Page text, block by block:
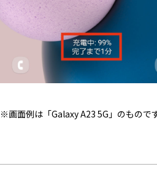
※画面例は「Galaxy A23 5G」のものです